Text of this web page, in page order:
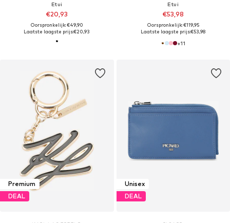
Etui
€20,93
Oorspronkelijk: €49,90
Laatste laagste prijs:€20,93
Etui
€53,98
Oorspronkelijk: €119,95
Laatste laagste prijs:€53,98
+11
Premium
DEAL
Unisex
DEAL